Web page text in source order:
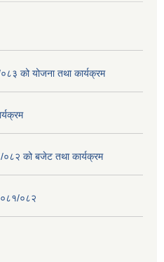
को योजना तथा कार्यक्रम
०८२ को बजेट तथा कार्यक्रम
०८२